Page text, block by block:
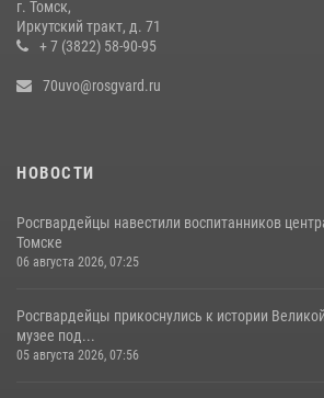
23 июля 2026, 00:55
г. Томск,
Иркутский тракт, д. 71
+ 7 (3822) 58-90-95
70uvo@rosgvard.ru
НОВОСТИ
Росгвардейцы навестили воспитанников
Томске
06 августа 2026, 07:25
Росгвардейцы прикоснулись к истории
музее под...
05 августа 2026, 07:56